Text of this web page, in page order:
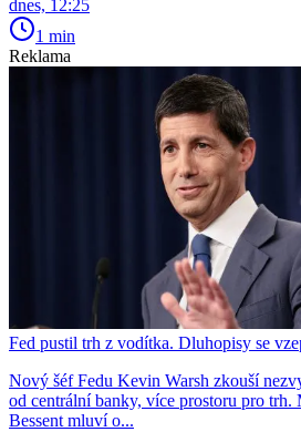
dnes, 12:25
1 min
Reklama
Fed pustil trh z vodítka. Dluhopisy se
Nový šéf Fedu Kevin Warsh zkouší
od centrální banky, více prostoru pro
Bessent mluví o...